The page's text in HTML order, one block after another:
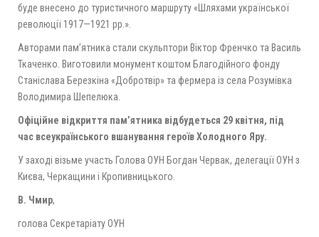
буде внесено до туристичного маршруту «Шляхами української
революції 1917—1921 рр.».
Авторами пам’ятника стали скульптори Віктор Френчко та Василь
Ткаченко. Виготовили монумент коштом Благодійного фонду
Станіслава Березкіна «Добротвір» та фермера із села Розумівка
Володимира Шепелюка.
Офіційне відкриття пам’ятника відбудеться 29 квітня, під
час всеукраїнського вшанування героїв Холодного Яру.
У заході візьме участь Голова ОУН Богдан Червак, делегації ОУН з
Києва, Черкащини і Кропивницького.
В. Чмир,
голова Секретаріату ОУН